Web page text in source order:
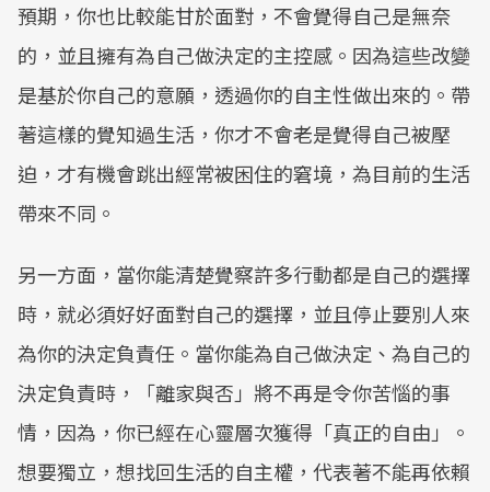
預期，你也比較能甘於面對，不會覺得自己是無奈
的，並且擁有為自己做決定的主控感。因為這些改變
是基於你自己的意願，透過你的自主性做出來的。帶
著這樣的覺知過生活，你才不會老是覺得自己被壓
迫，才有機會跳出經常被困住的窘境，為目前的生活
帶來不同。
另一方面，當你能清楚覺察許多行動都是自己的選擇
時，就必須好好面對自己的選擇，並且停止要別人來
為你的決定負責任。當你能為自己做決定、為自己的
決定負責時，「離家與否」將不再是令你苦惱的事
情，因為，你已經在心靈層次獲得「真正的自由」。
想要獨立，想找回生活的自主權，代表著不能再依賴